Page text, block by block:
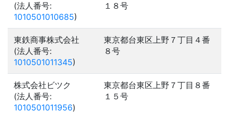
(法人番号:
1010501010685)
１８号
東鉄商事株式会社
(法人番号:
1010501011345)
東京都台東区上野７丁目４番
８号
株式会社ビツク
(法人番号:
1010501011956)
東京都台東区上野７丁目８番
１５号